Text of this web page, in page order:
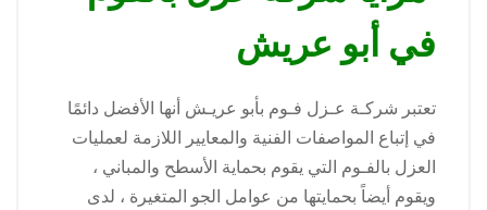
في أبو عريش
تعتبر شركـة عـزل فـوم بأبو عريـش أنها الأفضل دائمًا
في إتباع المواصفات الفنية والمعايير اللازمة لعمليات
العزل بالفـوم التي يقوم بحماية الأسطح والمباني ،
ويقوم أيضاً بحمايتها من عوامل الجو المتغيرة ، لدى